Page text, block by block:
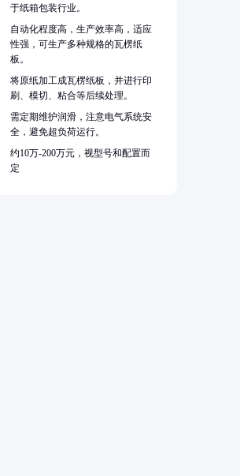
于纸箱包装行业。
自动化程度高，生产效率高，适应
性强，可生产多种规格的瓦楞纸
板。
将原纸加工成瓦楞纸板，并进行印
刷、模切、粘合等后续处理。
需定期维护润滑，注意电气系统安
全，避免超负荷运行。
约10万-200万元，视型号和配置而
定